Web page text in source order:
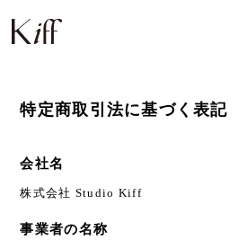
特定商取引法に基づく表記
会社名
株式会社 Studio Kiff
事業者の名称